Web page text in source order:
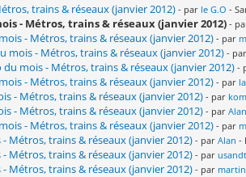
trains & réseaux (janvier 2012) - par le G.O -
- Métros, trains & réseaux (janvier 2012) -
- Métros, trains & réseaux (janvier 2012) - par
mois - Métros, trains & réseaux (janvier 2012) -
du mois - Métros, trains & réseaux (janvier 2012) -
- Métros, trains & réseaux (janvier 2012) - par
- Métros, trains & réseaux (janvier 2012) - par
- Métros, trains & réseaux (janvier 2012) - par Alan
- Métros, trains & réseaux (janvier 2012) - par
Métros, trains & réseaux (janvier 2012) - par Alan -
Métros, trains & réseaux (janvier 2012) - par
Métros, trains & réseaux (janvier 2012) - par